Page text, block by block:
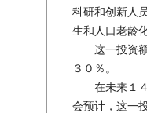
科研和创新人
生和人口老龄化
这一投资额
３０％。
在未来１４
会预计，这一